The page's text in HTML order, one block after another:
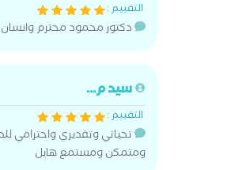
التقييم :
دكتور محمود محترم
سيد م...
التقييم :
تحياتي وتقديري واحترامي
ومتمكن ومستمع هايل